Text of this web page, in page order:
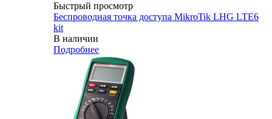
Быстрый просмотр
Беспроводная точка доступа MikroTik LHG LTE6
kit
В наличии
Подробнее